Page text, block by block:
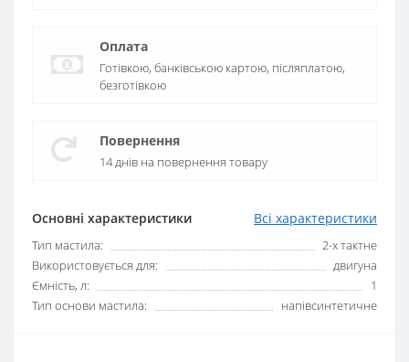
Основні характеристики Всі характеристики
Тип мастила:
2-х тактне
Використовується для:
двигуна
Ємність, л:
1
Тип основи мастила:
напівсинтетичне
Оплата
Готівкою, банківською картою, післяплатою,
безготівкою
Повернення
14 днів на повернення товару